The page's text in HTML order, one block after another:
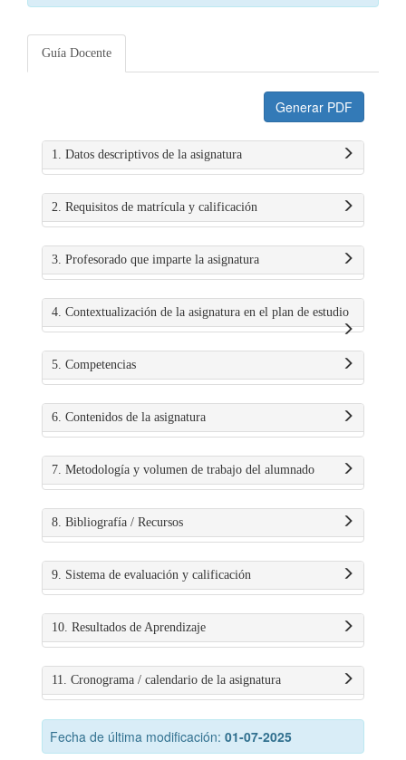
Guía Docente
Generar PDF
1. Datos descriptivos de la asignatura
2. Requisitos de matrícula y calificación
3. Profesorado que imparte la asignatura
4. Contextualización de la asignatura en el plan de estudio
5. Competencias
6. Contenidos de la asignatura
7. Metodología y volumen de trabajo del alumnado
8. Bibliografía / Recursos
9. Sistema de evaluación y calificación
10. Resultados de Aprendizaje
11. Cronograma / calendario de la asignatura
Fecha de última modificación: 01-07-2025